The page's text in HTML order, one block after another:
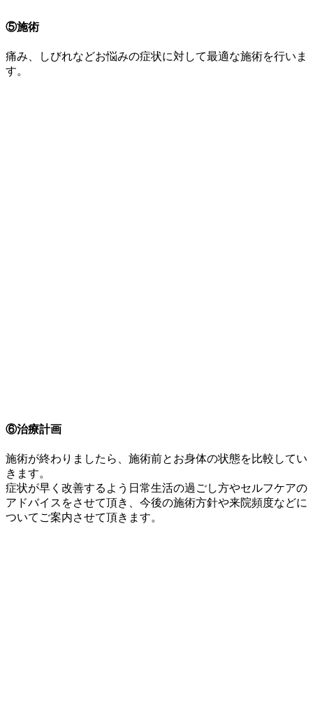
⑤施術
痛み、しびれなどお悩みの症状に対して最適な施術を行いま
す。
⑥治療計画
施術が終わりましたら、施術前とお身体の状態を比較してい
きます。
症状が早く改善するよう日常生活の過ごし方やセルフケアの
アドバイスをさせて頂き、今後の施術方針や来院頻度などに
ついてご案内させて頂きます。